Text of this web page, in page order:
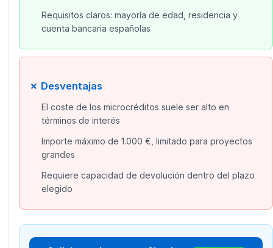
Requisitos claros: mayoría de edad, residencia y
cuenta bancaria españolas
✗ Desventajas
El coste de los microcréditos suele ser alto en
términos de interés
Importe máximo de 1.000 €, limitado para proyectos
grandes
Requiere capacidad de devolución dentro del plazo
elegido